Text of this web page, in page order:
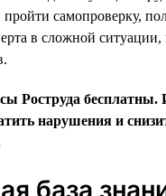
пройти самопроверку,
в сложной ситуации,
Роструда
нарушения и
база